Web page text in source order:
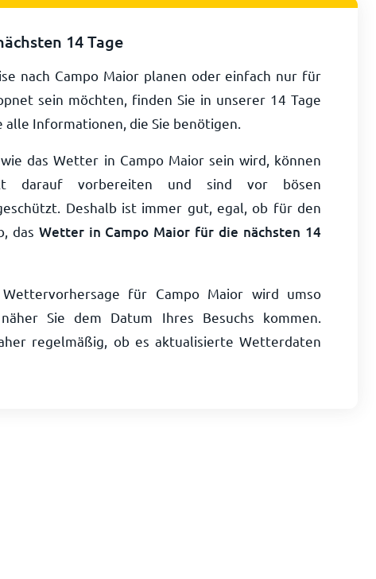
14 Tage
nach Campo Maior planen oder einfach nur für
sein möchten, finden Sie in unserer 14 Tage
Informationen, die Sie benötigen.
das Wetter in Campo Maior sein wird, können
darauf vorbereiten und sind vor bösen
Deshalb ist immer gut, egal, ob für den
das Wetter in Campo Maior für die nächsten 14
für Campo Maior wird umso
Sie dem Datum Ihres Besuchs kommen.
regelmäßig, ob es aktualisierte Wetterdaten